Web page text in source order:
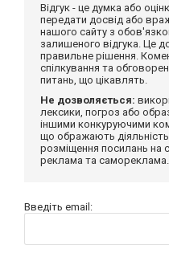
Відгук - це думка або
передати досвід або
нашого сайту з
залишеного відгука. Це
правильне рішення.
спілкування та
питань, що цікавлять.
Не дозволяється:
лексики, погроз або
іншими конкуруючими
що ображають діяльність
розміщення посилань на
реклама та самореклама.
Введіть email: